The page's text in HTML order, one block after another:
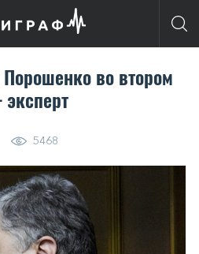
во втором
5468